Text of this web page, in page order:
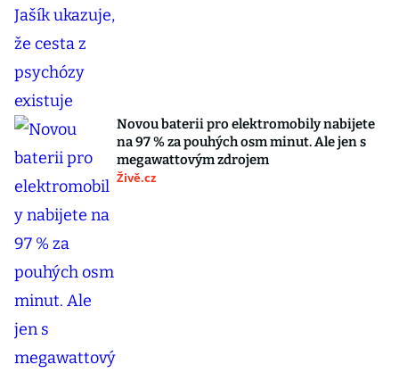
Novou baterii pro elektromobily nabijete
na 97 % za pouhých osm minut. Ale jen s
megawattovým zdrojem
Živě.cz